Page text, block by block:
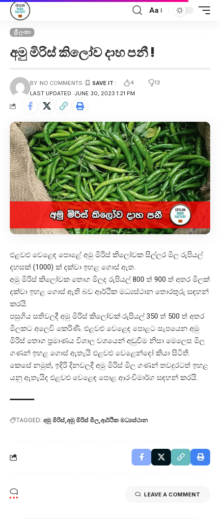
Aa
ශ්‍රී ලංකා
අමු මිරිස් කිලෝව දාහ පනී !
LAST UPDATED: JUNE 30, 2023 1:21 PM
BY NO COMMENTS 4 13
එළවළු වෙළෙඳ පොළේ අමු මිරිස් කිලෝවක සිල්ලර මිල රුපියල්
දහසක් (1000) ක් දක්වා ඉහළ ගොස් ඇත.
අමු මිරිස් කිලෝවක තොග මිලද රුපියල් 800 ත් 900 ත් අතර මිලක්
දක්වා ඉහළ ගොස් ඇති බව ආර්ථික මධ්‍යස්ථාන තොරතුරු සඳහන්
කරයි.
පසුගිය සතිවලදී අමු මිරිස් කිලෝවක් රුපියල් 350 ත් 500 ත් අතර
මිලකට අලෙවි කෙරිණි. එළවළු වෙළෙඳ පොළට සැපයෙන අමු
මිරිස් තොග ප්‍රමාණය විශාල වශයෙන් අඩුවීම නිසා මෙලෙස මිල
ගණන් ඉහළ ගොස් ඇතැයි එළවළු වෙළෙන්දෝ කියා සිටිති.
කෙසේ නමුත්, ඉදිරි දිනවලදී අමු මිරිස් මිල ගණන් තවදුරටත් ඉහළ
යනු ඇතැයිද එළවළු වෙළෙඳ පොළ ආරංචිමාර්ග සඳහන් කරයි.
TAGGED: අමු මිරිස් අමු මිරිස් මිල ආර්ථික මධ්‍යස්ථාන
LEAVE A COMMENT